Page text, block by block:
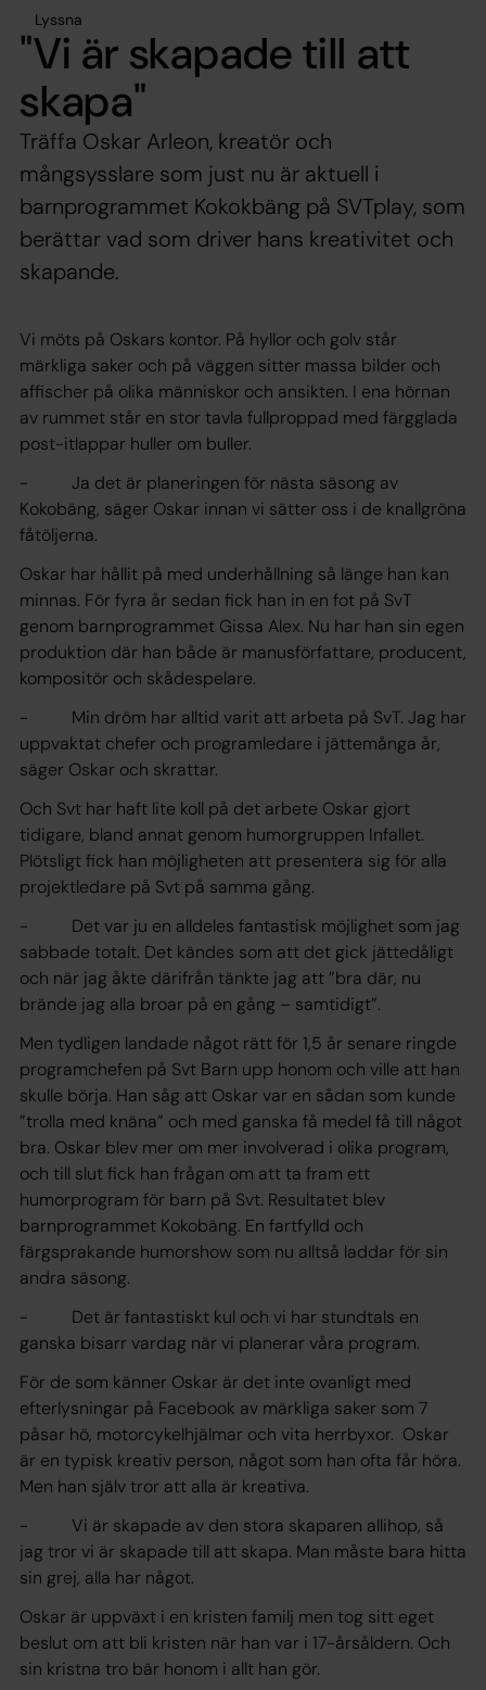
Lyssna
"Vi är skapade till att
skapa"
Träffa Oskar Arleon, kreatör och
mångsysslare som just nu är aktuell i
barnprogrammet Kokokbäng på SVTplay, som
berättar vad som driver hans kreativitet och
skapande.
Vi möts på Oskars kontor. På hyllor och golv står
märkliga saker och på väggen sitter massa bilder och
affischer på olika människor och ansikten. I ena hörnan
av rummet står en stor tavla fullproppad med färgglada
post-itlappar huller om buller.
- Ja det är planeringen för nästa säsong av
Kokobäng, säger Oskar innan vi sätter oss i de knallgröna
fåtöljerna.
Oskar har hållit på med underhållning så länge han kan
minnas. För fyra år sedan fick han in en fot på SvT
genom barnprogrammet Gissa Alex. Nu har han sin egen
produktion där han både är manusförfattare, producent,
kompositör och skådespelare.
- Min dröm har alltid varit att arbeta på SvT. Jag har
uppvaktat chefer och programledare i jättemånga år,
säger Oskar och skrattar.
Och Svt har haft lite koll på det arbete Oskar gjort
tidigare, bland annat genom humorgruppen Infallet.
Plötsligt fick han möjligheten att presentera sig för alla
projektledare på Svt på samma gång.
- Det var ju en alldeles fantastisk möjlighet som jag
sabbade totalt. Det kändes som att det gick jättedåligt
och när jag åkte därifrån tänkte jag att ”bra där, nu
brände jag alla broar på en gång – samtidigt”.
Men tydligen landade något rätt för 1,5 år senare ringde
programchefen på Svt Barn upp honom och ville att han
skulle börja. Han såg att Oskar var en sådan som kunde
”trolla med knäna” och med ganska få medel få till något
bra. Oskar blev mer om mer involverad i olika program,
och till slut fick han frågan om att ta fram ett
humorprogram för barn på Svt. Resultatet blev
barnprogrammet Kokobäng. En fartfylld och
färgsprakande humorshow som nu alltså laddar för sin
andra säsong.
- Det är fantastiskt kul och vi har stundtals en
ganska bisarr vardag när vi planerar våra program.
För de som känner Oskar är det inte ovanligt med
efterlysningar på Facebook av märkliga saker som 7
påsar hö, motorcykelhjälmar och vita herrbyxor. Oskar
är en typisk kreativ person, något som han ofta får höra.
Men han själv tror att alla är kreativa.
- Vi är skapade av den stora skaparen allihop, så
jag tror vi är skapade till att skapa. Man måste bara hitta
sin grej, alla har något.
Oskar är uppväxt i en kristen familj men tog sitt eget
beslut om att bli kristen när han var i 17-årsåldern. Och
sin kristna tro bär honom i allt han gör.